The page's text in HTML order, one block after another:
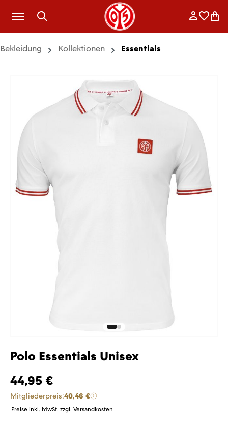
Zum Hauptinhalt springen
Bekleidung Kollektionen Essentials
Polo Essentials Unisex
44,95 €
Mitgliederpreis:40,46 €
Preise inkl. MwSt. zzgl. Versandkosten